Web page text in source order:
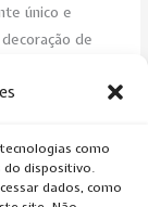
como
do dispositivo.
dados, como
único e
de
Next Artigo